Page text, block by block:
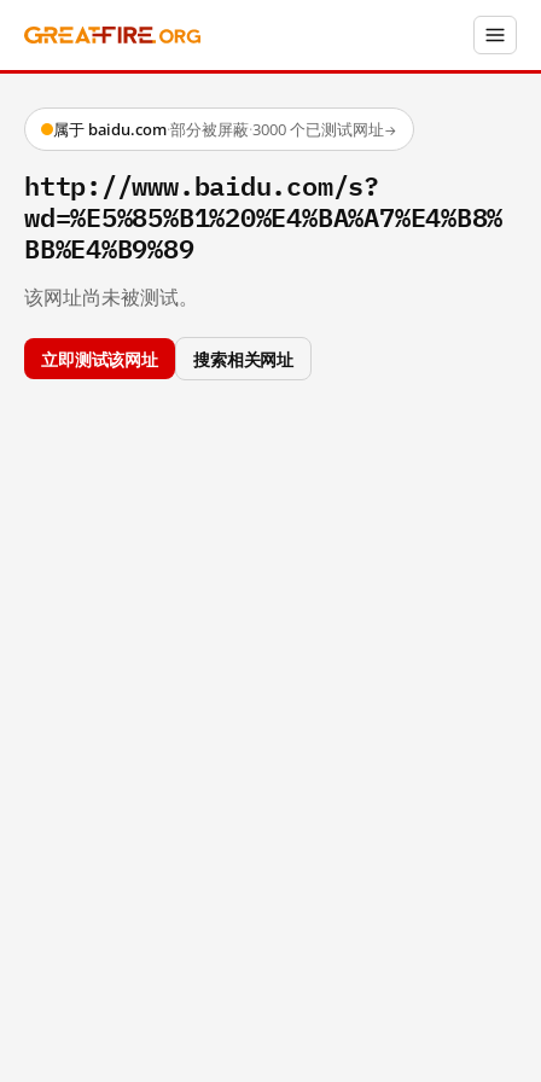
属于 baidu.com·部分被屏蔽·3000 个已测试网址→
http://www.baidu.com/s?
wd=%E5%85%B1%20%E4%BA%A7%E4%B8%
BB%E4%B9%89
该网址尚未被测试。
立即测试该网址 搜索相关网址